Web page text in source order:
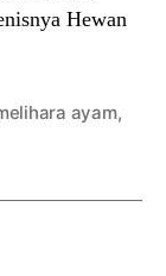
Hewan
ayam,